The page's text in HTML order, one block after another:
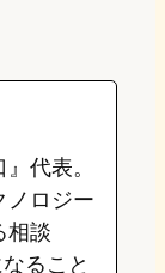
e
a 代表。
ノロジー
相談
ること